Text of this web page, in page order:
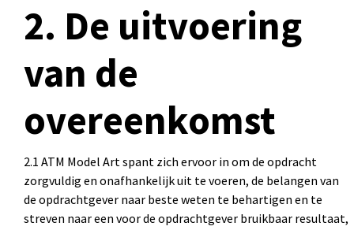
2. De uitvoering
van de
overeenkomst
2.1 ATM Model Art spant zich ervoor in om de opdracht
zorgvuldig en onafhankelijk uit te voeren, de belangen van
de opdrachtgever naar beste weten te behartigen en te
streven naar een voor de opdrachtgever bruikbaar resultaat,